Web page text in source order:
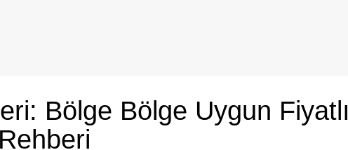
Bölge Bölge Uygun Fiyatlı